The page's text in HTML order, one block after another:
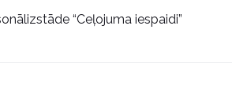
“Ceļojuma iespaidi”